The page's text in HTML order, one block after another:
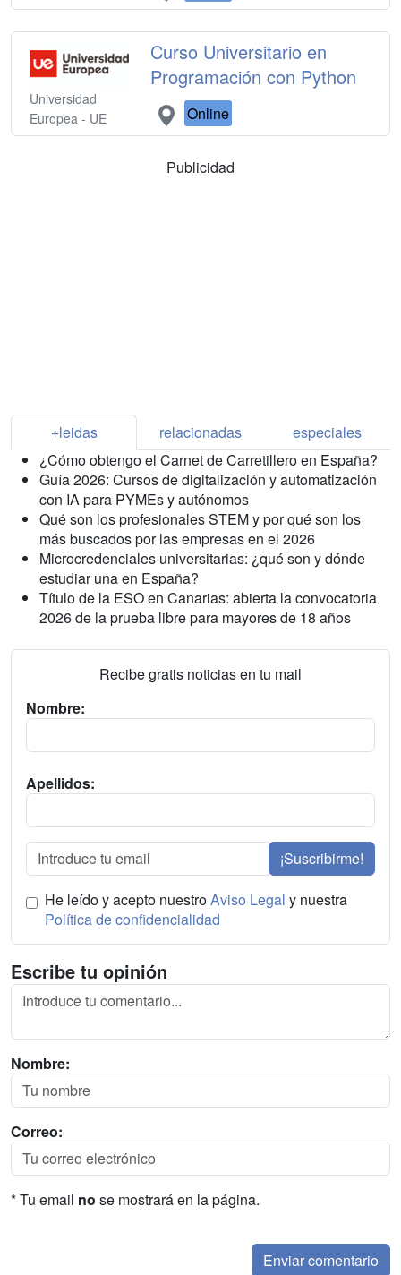
Universidad
Europea - UE
Curso Universitario en
Programación con Python
Online
Publicidad
+leidas relacionadas
especiales
¿Cómo obtengo el Carnet de Carretillero en España?
Guía 2026: Cursos de digitalización y automatización
con IA para PYMEs y autónomos
Qué son los profesionales STEM y por qué son los
más buscados por las empresas en el 2026
Microcredenciales universitarias: ¿qué son y dónde
estudiar una en España?
Título de la ESO en Canarias: abierta la convocatoria
2026 de la prueba libre para mayores de 18 años
Recibe gratis noticias en tu mail
Nombre:
Apellidos:
¡Suscribirme!
He leído y acepto nuestroAviso Legal y nuestra
Política de confidencialidad
Escribe tu opinión
Nombre:
Correo:
* Tu email no se mostrará en la página.